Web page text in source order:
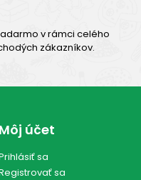
v rámci celého
zákazníkov.
Môj účet
sa
sa